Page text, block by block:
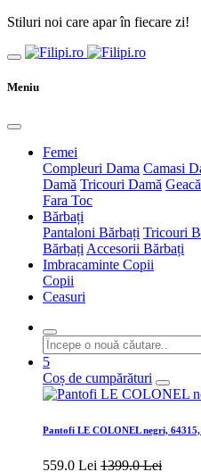
Stiluri noi care apar în fiecare zi!
Meniu
Femei
Compleuri Dama Camasi
Damă Tricouri Damă
Fara Toc
Bărbați
Pantaloni Bărbați Tricouri
Bărbați Accesorii Bărbați
Imbracaminte Copii
Copii
Ceasuri
5
Coș de cumpărături
Pantofi LE COLONEL negri,
559.0 Lei 1399.0 Lei